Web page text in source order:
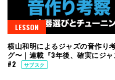
LESSON
横山和明によるジャズの音作り
グ〜｜連載『3年後、確実にジ
#2
サブスク